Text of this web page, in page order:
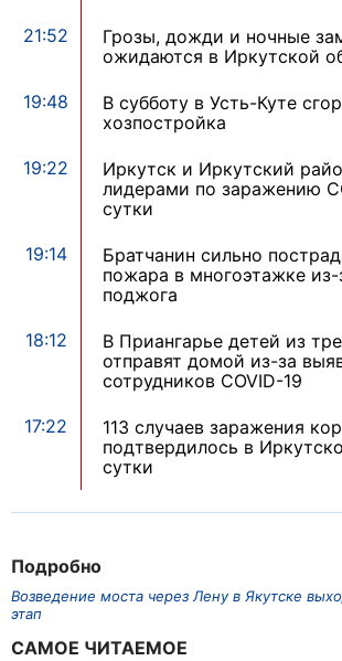
Подробно
Возведение моста через Лену в Якутске
этап
САМОЕ ЧИТАЕМОЕ
21:52
Грозы, дожди и ночные
ожидаются в Иркутской
19:48
В субботу в Усть-Куте
хозпостройка
19:22
Иркутск и Иркутский
лидерами по заражению
сутки
19:14
Братчанин сильно
пожара в многоэтажке
поджога
18:12
В Приангарье детей из
отправят домой из-за
сотрудников COVID-19
17:22
113 случаев заражения
подтвердилось в
сутки